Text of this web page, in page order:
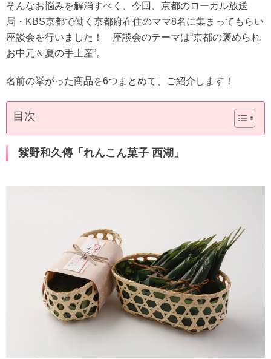
そんなお悩みを解消すべく、今回、京都のローカル放送
局・KBS京都で働く京都府在住のママ8名に集まってもらい
座談会を行いました！ 座談会のテーマは“京都の褒められ
お中元＆夏の手土産”。
名前の挙がった商品を6つまとめて、ご紹介します！
目次
紫野和久傳「れんこん菓子 西湖」